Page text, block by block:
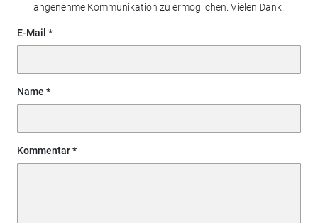
angenehme Kommunikation zu ermöglichen. Vielen Dank!
E-Mail
Name
Kommentar